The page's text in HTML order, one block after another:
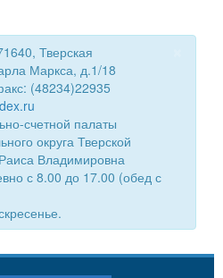
Тверская
Маркса, д.1/18
(48234)22935
счетной палаты
округа Тверской
Владимировна
с 8.00 до 17.00 (обед с